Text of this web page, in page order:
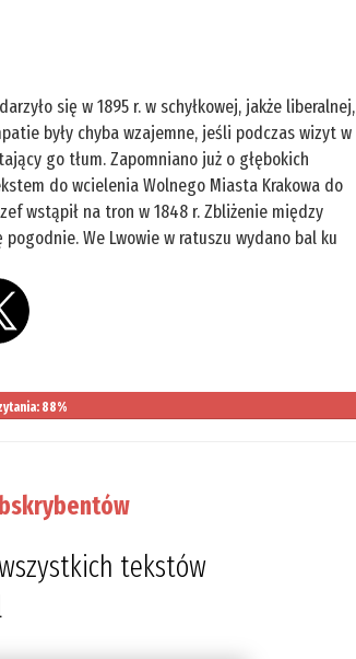
się w 1895 r. w schyłkowej, jakże liberalnej,
były chyba wzajemne, jeśli podczas wizyt w
go tłum. Zapomniano już o głębokich
do wcielenia Wolnego Miasta Krakowa do
wstąpił na tron w 1848 r. Zbliżenie między
We Lwowie w ratuszu wydano bal ku
88%
tekstów